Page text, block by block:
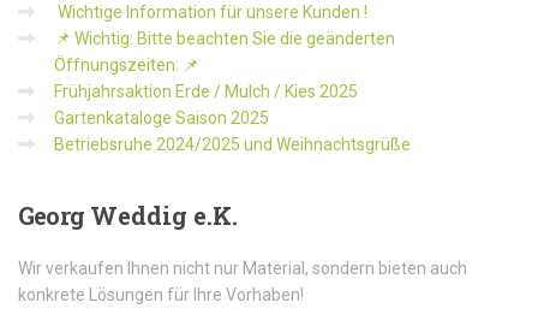
Wichtige Information für unsere Kunden !
📌 Wichtig: Bitte beachten Sie die geänderten
Öffnungszeiten: 📌
Frühjahrsaktion Erde / Mulch / Kies 2025
Gartenkataloge Saison 2025
Betriebsruhe 2024/2025 und Weihnachtsgrüße
Georg Weddig e.K.
Wir verkaufen Ihnen nicht nur Material, sondern bieten auch
konkrete Lösungen für Ihre Vorhaben!